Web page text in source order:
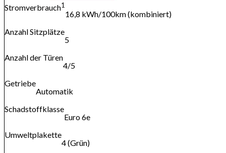
Stromverbrauch1
16,8 kWh/100km (kombiniert)
Anzahl Sitzplätze
5
Anzahl der Türen
4/5
Getriebe
Automatik
Schadstoffklasse
Euro 6e
Umweltplakette
4 (Grün)